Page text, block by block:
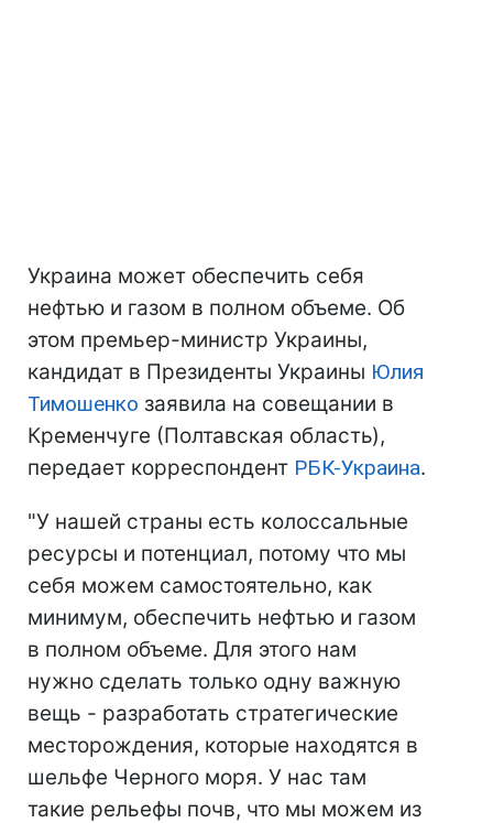
Украина может обеспечить себя
нефтью и газом в полном объеме. Об
этом премьер-министр Украины,
кандидат в Президенты Украины Юлия
Тимошенко заявила на совещании в
Кременчуге (Полтавская область),
передает корреспондент РБК-Украина.
"У нашей страны есть колоссальные
ресурсы и потенциал, потому что мы
себя можем самостоятельно, как
минимум, обеспечить нефтью и газом
в полном объеме. Для этого нам
нужно сделать только одну важную
вещь - разработать стратегические
месторождения, которые находятся в
шельфе Черного моря. У нас там
такие рельефы почв, что мы можем из